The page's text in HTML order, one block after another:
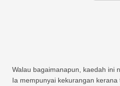
Walau bagaimanapun, kaedah ini
Ia mempunyai kekurangan